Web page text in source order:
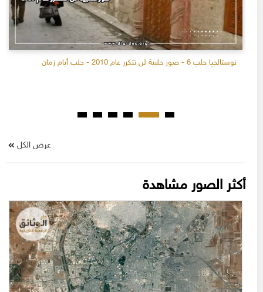
نوستالجيا حلب 6 - صور حلبية لن تتكرر عام 2010 - حلب أيام زمان
عرض الكل
أكثر الصور مشاهدة